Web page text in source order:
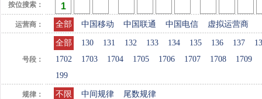
按位搜索：
运营商： 全部 中国移动 中国联通 中国电信 虚拟运营商
号段：
全部 130 131 132 133 134 135 136 137
1702
1703 1704 1705 1706 1707 1708 1709
199
规律： 不限 中间规律 尾数规律